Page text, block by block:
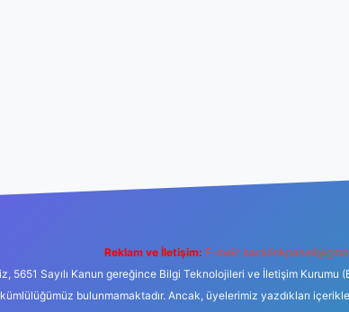
Reklam ve İletişim: E-mail:
5651 Sayılı Kanun gereğince Bilgi Teknolojileri ve İletişim
bulunmamaktadır. Ancak, üyelerimiz yazdıkları